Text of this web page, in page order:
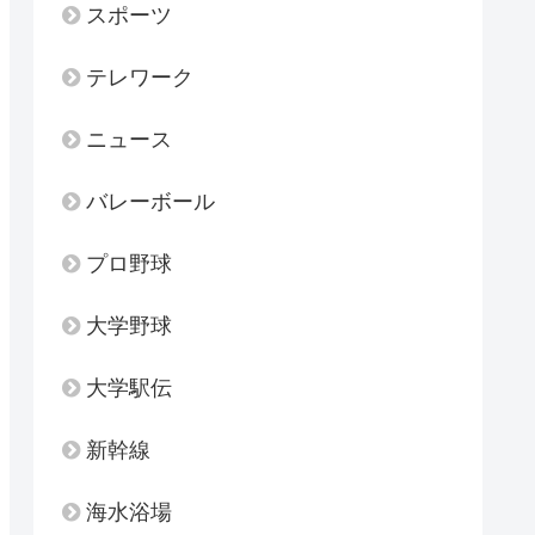
スポーツ
テレワーク
ニュース
バレーボール
プロ野球
大学野球
大学駅伝
新幹線
海水浴場